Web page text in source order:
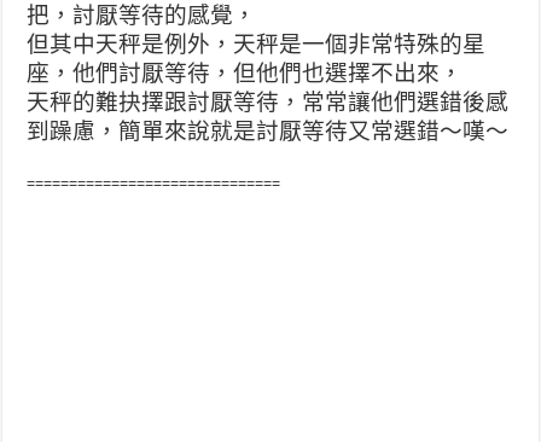
把，討厭等待的感覺，
但其中天秤是例外，天秤是一個非常特殊的星
座，他們討厭等待，但他們也選擇不出來，
天秤的難抉擇跟討厭等待，常常讓他們選錯後感
到躁慮，簡單來說就是討厭等待又常選錯～嘆～
==============================